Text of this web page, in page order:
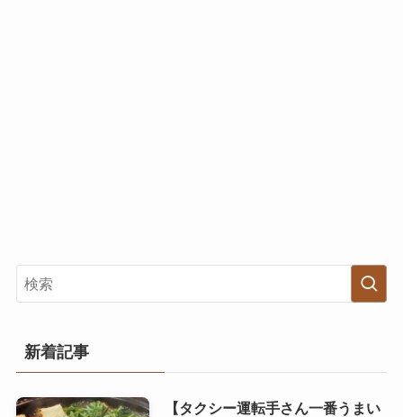
新着記事
【タクシー運転手さん一番うまい